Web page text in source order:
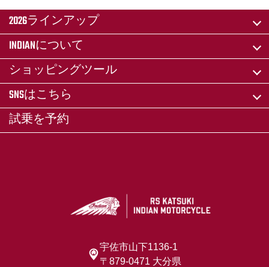
2026ラインアップ
INDIANについて
ショッピングツール
SNSはこちら
試乗を予約
宇佐市山下1136-1
〒879-0471 大分県